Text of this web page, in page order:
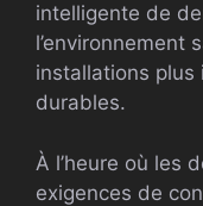
intelligente de
l’environnement
installations
durables.
À l’heure où les
exigences de